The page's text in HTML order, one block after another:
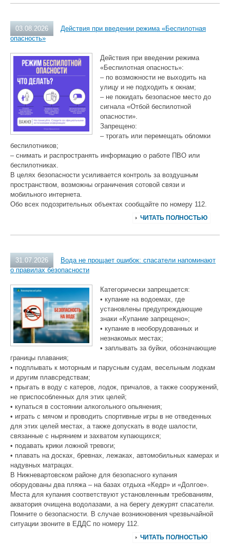
03.08.2026
Действия при введении режима «Беспилотная
опасность»
Действия при введении режима
«Беспилотная опасность»:
– по возможности не выходить на
улицу и не подходить к окнам;
– не покидать безопасное место до
сигнала «Отбой беспилотной
опасности».
Запрещено:
– трогать или перемещать обломки
беспилотников;
– снимать и распространять информацию о работе ПВО или
беспилотниках.
В целях безопасности усиливается контроль за воздушным
пространством, возможны ограничения сотовой связи и
мобильного интернета.
Обо всех подозрительных объектах сообщайте по номеру 112.
ЧИТАТЬ ПОЛНОСТЬЮ
31.07.2026
Вода не прощает ошибок: спасатели напоминают
о правилах безопасности
Категорически запрещается:
• купание на водоемах, где
установлены предупреждающие
знаки «Купание запрещено»;
• купание в необорудованных и
незнакомых местах;
• заплывать за буйки, обозначающие
границы плавания;
• подплывать к моторным и парусным судам, весельным лодкам
и другим плавсредствам;
• прыгать в воду с катеров, лодок, причалов, а также сооружений,
не приспособленных для этих целей;
• купаться в состоянии алкогольного опьянения;
• играть с мячом и проводить спортивные игры в не отведенных
для этих целей местах, а также допускать в воде шалости,
связанные с нырянием и захватом купающихся;
• подавать крики ложной тревоги;
• плавать на досках, бревнах, лежаках, автомобильных камерах и
надувных матрацах.
В Нижневартовском районе для безопасного купания
оборудованы два пляжа – на базах отдыха «Кедр» и «Долгое».
Места для купания соответствуют установленным требованиям,
акватория очищена водолазами, а на берегу дежурят спасатели.
Помните о безопасности. В случае возникновения чрезвычайной
ситуации звоните в ЕДДС по номеру 112.
ЧИТАТЬ ПОЛНОСТЬЮ